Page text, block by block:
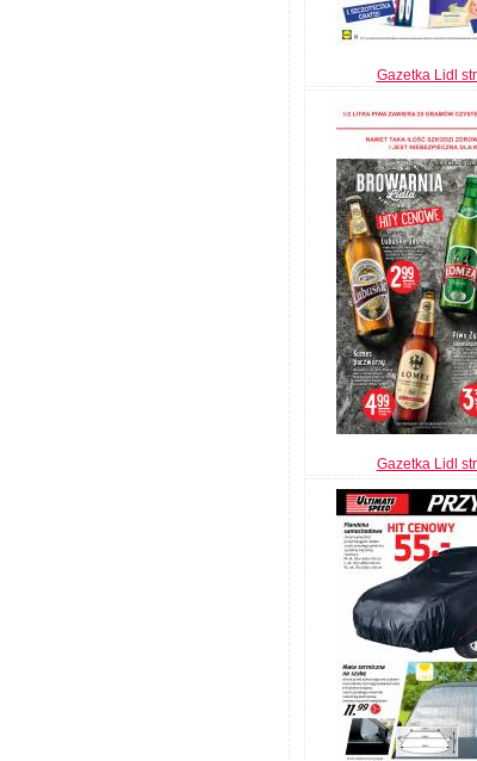
Gazetka Lidl
Gazetka Lidl